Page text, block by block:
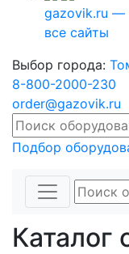
gazovik.ru —
все сайты
Выбор города:
8-800-2000-230
order@gazovik.ru
Подбор
Каталог